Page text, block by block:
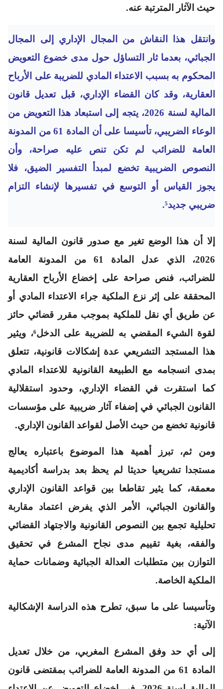
حيث الآثار المترتبة عنه.
وانتقل هذا النقاش من المجال الإداري إلى المجال
الجبائي، بعدما ثار التساؤل حول مدى خضوع التعويض
المحكوم به بسبب الاعتداء المادي للضريبة على الأرباح
العقارية، وقد كان القضاء الإداري، قبل تعديل قانون
المالية لسنة 2026، يتجه إلى استبعاد هذا التعويض من
الوعاء الضريبي، تأسيسا على أن المادة 61 من المدونة
العامة للضرائب لم تكن تنص عليه صراحة، وأن
النصوص الضريبية تخضع لمبدأ التفسير الضيق، فلا
يجوز القياس أو التوسع في تفسيرها لإنشاء التزام
ضريبي جديد⁵.
إلا أن هذا الوضع تغير مع صدور قانون المالية لسنة
2026، الذي عدل المادة 61 من المدونة العامة
للضرائب، فنص صراحة على إخضاع الأرباح العقارية
المحققة على إثر نزع الملكية جراء الاعتداء المادي أو
عن طريق أي نقل للملكية بموجب مقرر قضائي حائز
لقوة الشيء المقضي به للضريبة على الدخل⁶، ويثير
هذا المستجد التشريعي عدة إشكالات قانونية، تتعلق
بمدى انسجامه مع الطبيعة القانونية للاعتداء المادي
كما استقرت في القضاء الإداري، وحدود استقلالية
القانون الجبائي في إضفاء آثار ضريبية على مؤسسات
قانونية تخضع من حيث الأصل لقواعد القانون الإداري.
ومن ثم، تبرز أهمية هذا الموضوع باعتباره يعالج
مستجدا تشريعيا حديثا لم يحظ بعد بدراسة أكاديمية
معمقة، كما يثير تقاطعا بين قواعد القانون الإداري
والقانون الجبائي، الأمر الذي يفرض اعتماد مقاربة
تحليلية تجمع بين النصوص القانونية والاجتهاد القضائي
والفقه، بغية تقييم مدى نجاح المشرع في تحقيق
التوازن بين متطلبات العدالة الجبائية وضمانات حماية
الملكية الخاصة.
وتأسيسا على ما سبق، تطرح هذه الدراسة الإشكالية
الآتية:
إلى أي حد وفق المشرع المغربي، من خلال تعديل
المادة 61 من المدونة العامة للضرائب بمقتضى قانون